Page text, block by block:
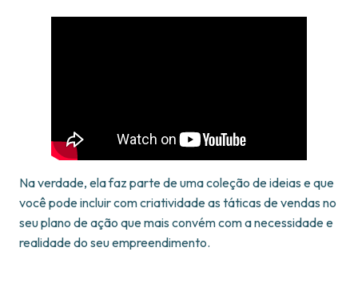
Na verdade, ela faz parte de uma coleção de ideias e que
você pode incluir com criatividade as táticas de vendas no
seu plano de ação que mais convém com a necessidade e
realidade do seu empreendimento.